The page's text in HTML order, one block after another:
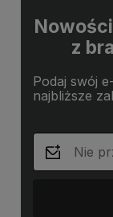
z
Podaj swój
najbliższe